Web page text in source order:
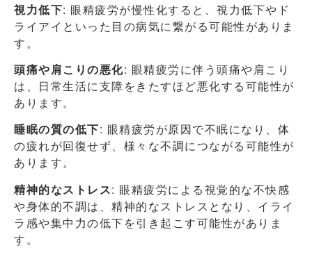
視力低下: 眼精疲労が慢性化すると、視力低下やド
ライアイといった目の病気に繋がる可能性がありま
す。
頭痛や肩こりの悪化: 眼精疲労に伴う頭痛や肩こり
は、日常生活に支障をきたすほど悪化する可能性が
あります。
睡眠の質の低下: 眼精疲労が原因で不眠になり、体
の疲れが回復せず、様々な不調につながる可能性が
あります。
精神的なストレス: 眼精疲労による視覚的な不快感
や身体的不調は、精神的なストレスとなり、イライ
ラ感や集中力の低下を引き起こす可能性がありま
す。